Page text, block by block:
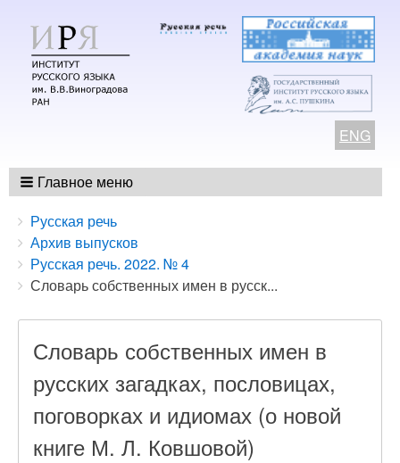
ENG
Главное меню
Breadcrumbs
You
are
here:
Русская речь
Архив выпусков
Русская речь. 2022. № 4
Словарь собственных имен в русск...
Словарь собственных имен в
русских загадках, пословицах,
поговорках и идиомах (о новой
книге М. Л. Ковшовой)